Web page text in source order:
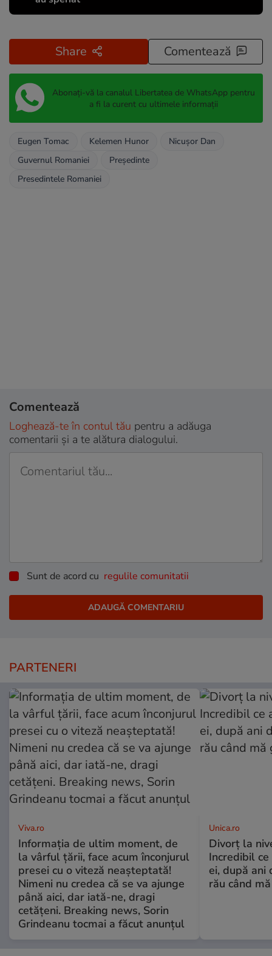
Share Comentează
Abonați-vă la canalul Libertatea de WhatsApp pentru
a fi la curent cu ultimele informații
Eugen Tomac Kelemen Hunor
Nicușor Dan
Guvernul Romaniei
Președinte
Presedintele Romaniei
Comentează
Loghează-te în contul tău pentru a adăuga
comentarii și a te alătura dialogului.
Sunt de acord cu regulile comunitatii
PARTENERI
Viva.ro
Informația de ultim moment, de
la vârful țării, face acum înconjurul
presei cu o viteză neașteptată!
Nimeni nu credea că se va ajunge
până aici, dar iată-ne, dragi
cetățeni. Breaking news, Sorin
Grindeanu tocmai a făcut anunțul
Unica.ro
Divorț la
Incredibil
ei, după ani
rău când